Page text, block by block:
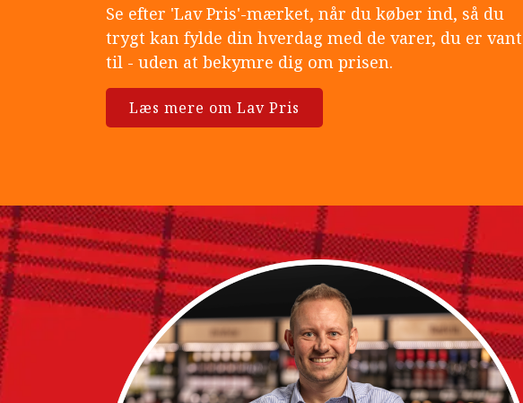
Se efter 'Lav Pris'-mærket, når du køber ind, så du
trygt kan fylde din hverdag med de varer, du er vant
til - uden at bekymre dig om prisen.
Læs mere om Lav Pris